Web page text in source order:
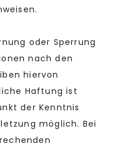
oder Sperrung
nach den
hiervon
Haftung ist
der Kenntnis
möglich. Bei